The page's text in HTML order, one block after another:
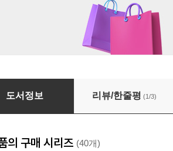
of Tom Sawyer (톰 소여의 모
도서정보 리뷰/한줄평 (1/3)
의 구매 시리즈 (40개)